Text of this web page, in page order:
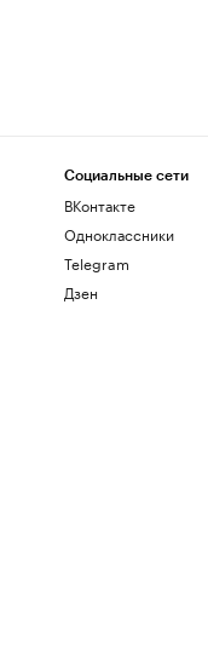
Социальные сети
ВКонтакте
Одноклассники
Telegram
Дзен